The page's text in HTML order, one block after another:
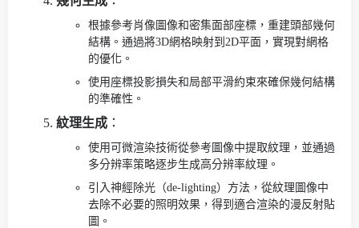
根據參考肖像圖像和密集面部座標，重建頭部幾何
結構。通過將3D網格映射到2D平面，實現對網格
的優化。
使用座標投影損失和局部平滑約束來確保幾何結構
的準確性。
紋理生成 ：
使用可微渲染技術從參考圖像中提取紋理，並通過
多分辨率策略逐步生成高分辨率紋理。
引入神經除光（de-lighting）方法，從紋理圖像中
去除不必要的照明效果，得到適合渲染的漫反射貼
圖。